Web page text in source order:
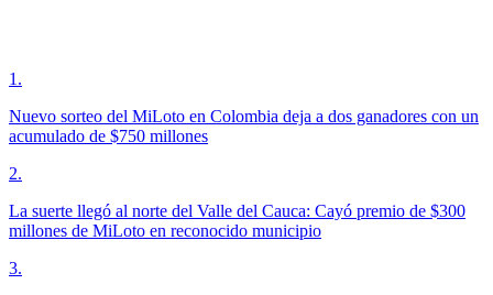
1 .
Nuevo sorteo del MiLoto en Colombia deja a dos ganadores con un
acumulado de $750 millones
2.
La suerte llegó al norte del Valle del Cauca: Cayó premio de $300
millones de MiLoto en reconocido municipio
3.